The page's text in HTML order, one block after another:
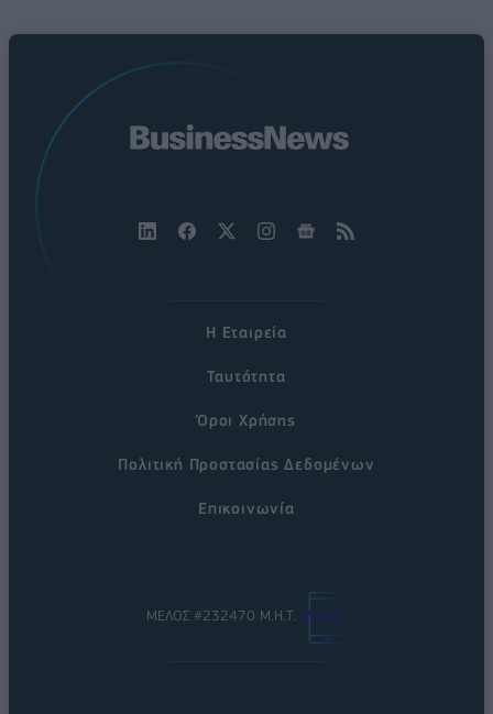
Η Εταιρεία
Ταυτότητα
Όροι Χρήσης
Πολιτική Προστασίας Δεδομένων
Επικοινωνία
ΜΕΛΟΣ #232470 Μ.Η.Τ.